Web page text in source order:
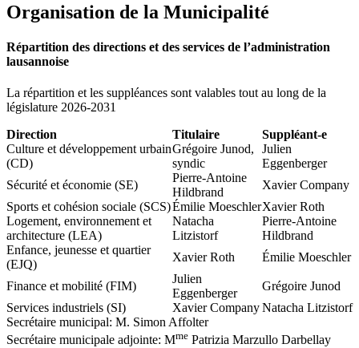
Organisation de la Municipalité
Répartition des directions et des services de l’administration
lausannoise
La répartition et les suppléances sont valables tout au long de la
législature 2026-2031
Direction
Titulaire
Suppléant-e
Culture et développement urbain
(CD)
Grégoire Junod,
syndic
Julien
Eggenberger
Sécurité et économie (SE)
Pierre-Antoine
Hildbrand
Xavier Company
Sports et cohésion sociale (SCS)Émilie MoeschlerXavier Roth
Logement, environnement et
architecture (LEA)
Natacha
Litzistorf
Pierre-Antoine
Hildbrand
Enfance, jeunesse et quartier
(EJQ)
Xavier Roth Émilie Moeschler
Finance et mobilité (FIM)
Julien
Eggenberger
Grégoire Junod
Services industriels (SI)
Xavier CompanyNatacha Litzistorf
Secrétaire municipal: M. Simon Affolter
Secrétaire municipale adjointe: Mme Patrizia Marzullo Darbellay